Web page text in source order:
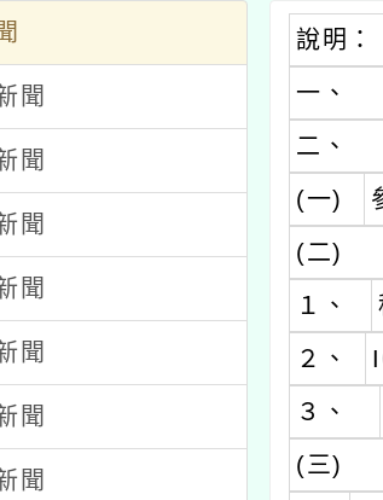
聞
聞
聞
聞
聞
聞
聞
說明：
一、
二、
(一)
(二)
１、
２、
３、
(三)